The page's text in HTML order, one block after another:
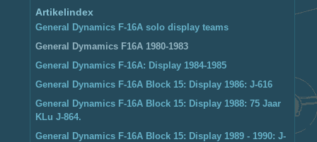
Artikelindex
General Dynamics F-16A solo display teams
General Dymamics F16A 1980-1983
General Dynamics F-16A: Display 1984-1985
General Dynamics F-16A Block 15: Display 1986: J-616
General Dynamics F-16A Block 15: Display 1988: 75 Jaar
KLu J-864.
General Dynamics F-16A Block 15: Display 1989 - 1990: J-